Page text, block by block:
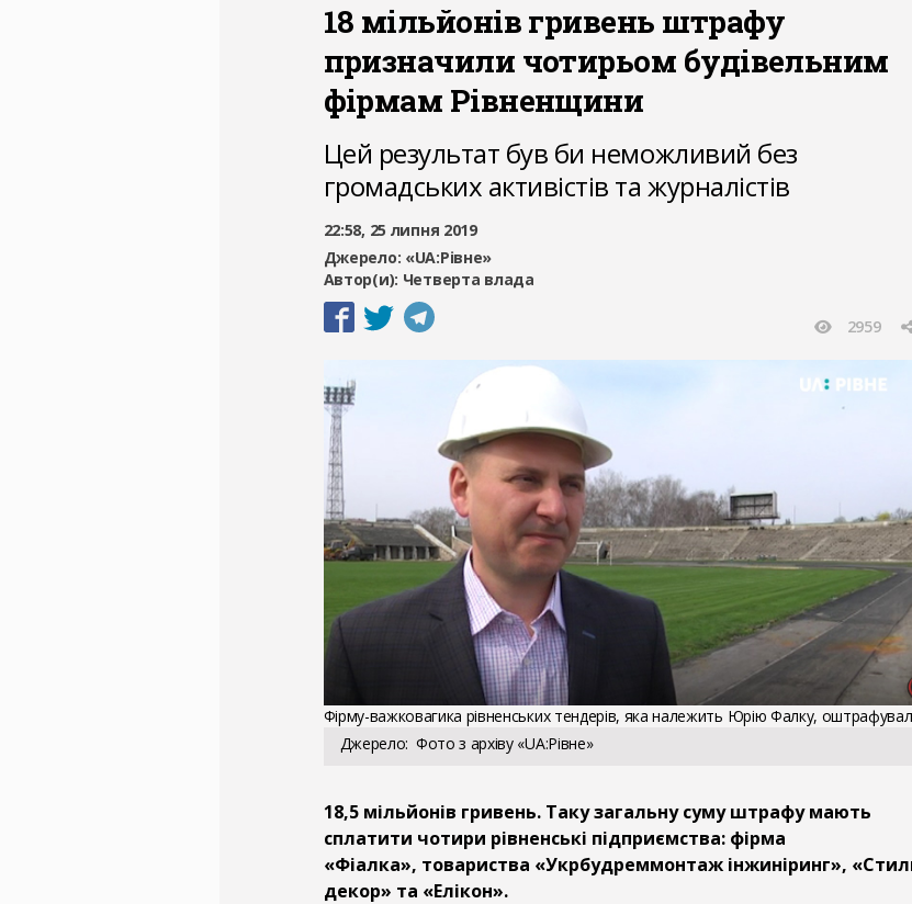
18 мільйонів гривень штрафу
призначили чотирьом будівельним
фірмам Рівненщини
Цей результат був би неможливий без
громадських активістів та журналістів
22:58, 25 липня 2019
Джерело: «UA:Рівне»
Автор(и): Четверта влада
2959
Фірму-важковагика рівненських тендерів, яка належить Юрію Фалку,
Джерело Фото з архіву «UA:Рівне»
18,5 мільйонів гривень. Таку загальну суму штрафу мають
сплатити чотири рівненські підприємства: фірма
«Фіалка», товариства «Укрбудреммонтаж інжиніринг»,
декор» та «Елікон».